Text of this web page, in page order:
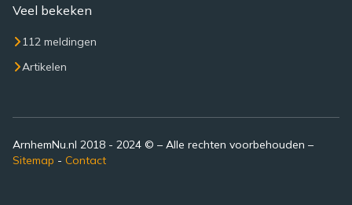
Veel bekeken
112 meldingen
Artikelen
ArnhemNu.nl 2018 - 2024 © – Alle rechten voorbehouden –
Sitemap - Contact